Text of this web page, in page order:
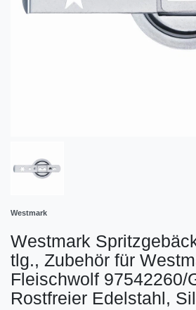
Westmark
Westmark
tlg., Zubehör für
Fleischwolf 97542260/
Rostfreier Edelstahl,